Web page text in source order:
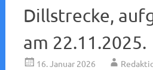
Dillstrecke,
am 22.11.2025.
16. Januar 2026